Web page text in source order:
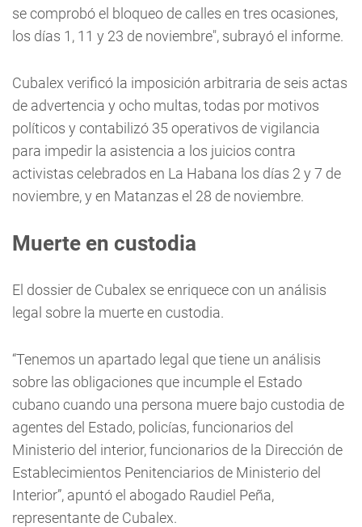
se comprobó el bloqueo de calles en tres ocasiones,
los días 1, 11 y 23 de noviembre", subrayó el informe.
Cubalex verificó la imposición arbitraria de seis actas
de advertencia y ocho multas, todas por motivos
políticos y contabilizó 35 operativos de vigilancia
para impedir la asistencia a los juicios contra
activistas celebrados en La Habana los días 2 y 7 de
noviembre, y en Matanzas el 28 de noviembre.
Muerte en custodia
El dossier de Cubalex se enriquece con un análisis
legal sobre la muerte en custodia.
“Tenemos un apartado legal que tiene un análisis
sobre las obligaciones que incumple el Estado
cubano cuando una persona muere bajo custodia de
agentes del Estado, policías, funcionarios del
Ministerio del interior, funcionarios de la Dirección de
Establecimientos Penitenciarios de Ministerio del
Interior”, apuntó el abogado Raudiel Peña,
representante de Cubalex.